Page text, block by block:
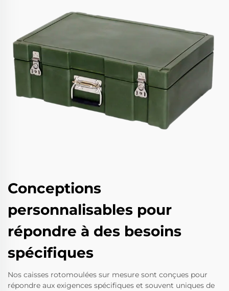
Conceptions
personnalisables pour
répondre à des besoins
spécifiques
Nos caisses rotomoulées sur mesure sont conçues pour
répondre aux exigences spécifiques et souvent uniques de